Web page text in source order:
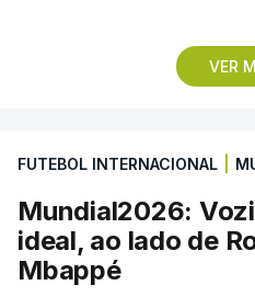
VER
Lopes Cabral conquistou
remate de pé direito que
“Foi simplesmente
dos turcos do
que fez Cabo Verde
participação numa fase
FUTEBOL INTERNACIONAL
Mundial2026:
ideal, ao lado de
Mbappé